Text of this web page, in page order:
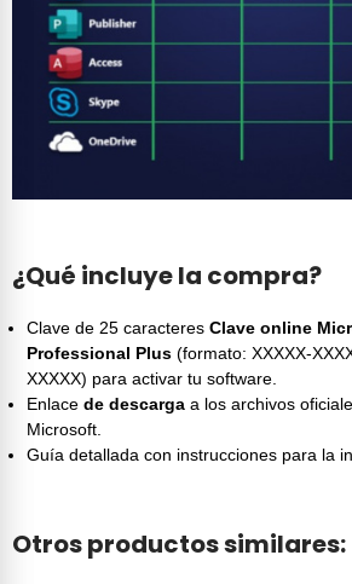
¿Qué incluye la compra?
Clave de 25 caracteres Clave online
Professional Plus (formato: XXXXX-
XXXXX) para activar tu software.
Enlace de descarga a los archivos
Microsoft.
Guía detallada con instrucciones para la
Otros productos similares: